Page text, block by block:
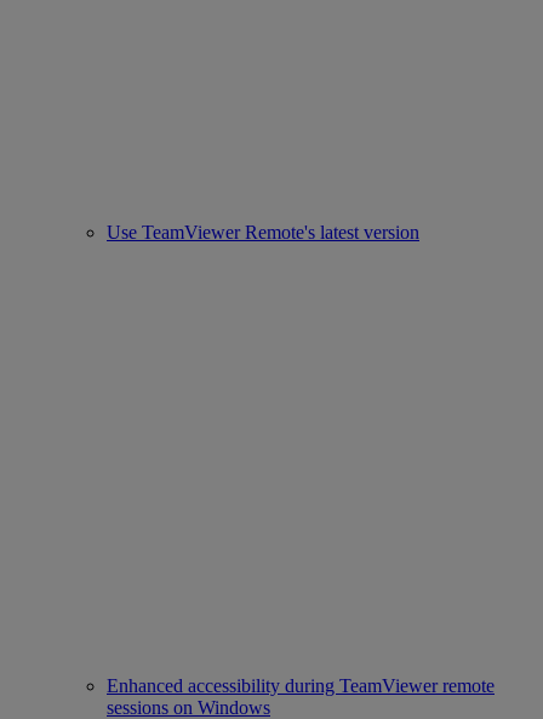
Use TeamViewer Remote's latest version
Enhanced accessibility during TeamViewer remote
sessions on Windows